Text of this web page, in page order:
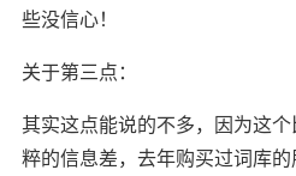
些没信心！
关于第三点：
其实这点能说的不多，因为这
粹的信息差，去年购买过词库